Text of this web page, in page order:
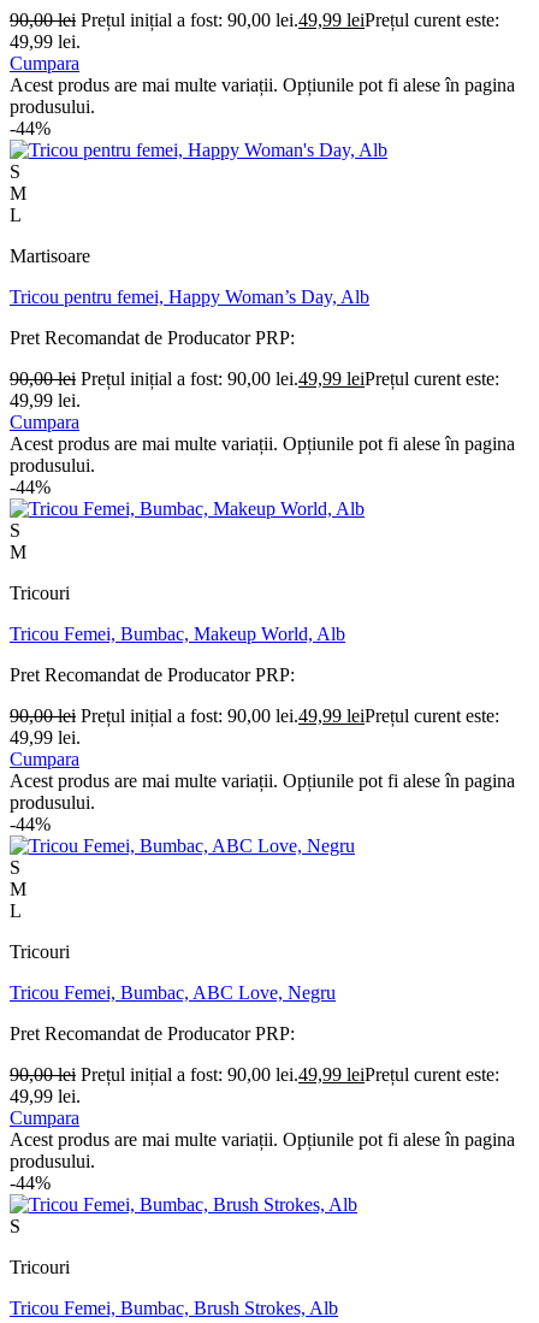
90,00lei Prețul inițial a fost: 90,00 lei.49,99 leiPrețul curent este:
49,99 lei.
Cumpara
Acest produs are mai multe variații. Opțiunile pot fi alese în pagina
produsului.
-44%
S
M
L
Martisoare
Tricou pentru femei, Happy Woman’s Day, Alb
Pret Recomandat de ProducatorPRP:
90,00lei Prețul inițial a fost: 90,00 lei.49,99 leiPrețul curent este:
49,99 lei.
Cumpara
Acest produs are mai multe variații. Opțiunile pot fi alese în pagina
produsului.
-44%
S
M
Tricouri
Tricou Femei, Bumbac, Makeup World, Alb
Pret Recomandat de ProducatorPRP:
90,00lei Prețul inițial a fost: 90,00 lei.49,99 leiPrețul curent este:
49,99 lei.
Cumpara
Acest produs are mai multe variații. Opțiunile pot fi alese în pagina
produsului.
-44%
S
M
L
Tricouri
Tricou Femei, Bumbac, ABC Love, Negru
Pret Recomandat de ProducatorPRP:
90,00lei Prețul inițial a fost: 90,00 lei.49,99 leiPrețul curent este:
49,99 lei.
Cumpara
Acest produs are mai multe variații. Opțiunile pot fi alese în pagina
produsului.
-44%
S
Tricouri
Tricou Femei, Bumbac, Brush Strokes, Alb